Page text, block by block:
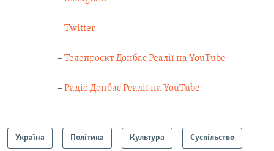
– Twitter
– Телепроєкт Донбас Реалії на YouTube
– Радіо Донбас Реалії на YouTube
Україна Політика Культура Суспільство